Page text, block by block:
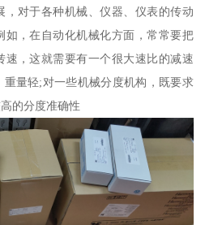
，对于各种机械、仪器、仪表的传动
如，在自动化机械化方面，常常要把
速，这就需要有一个很大速比的减速
量轻;对一些机械分度机构，既要求
的分度准确性